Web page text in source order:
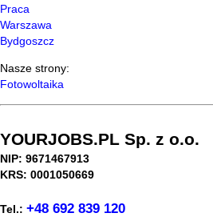
Praca
Warszawa
Bydgoszcz
Nasze strony:
Fotowoltaika
YOURJOBS.PL Sp. z o.o.
NIP: 9671467913
KRS: 0001050669
Tel.: +48 692 839 120